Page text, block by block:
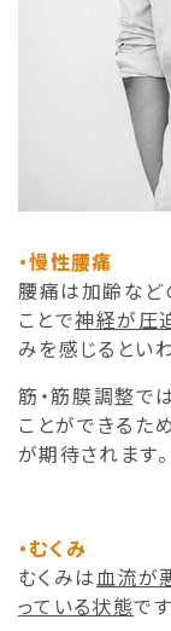
・慢性腰痛
腰痛は加齢など
ことで神経が圧
みを感じるとい
筋・筋膜調整で
ことができるた
が期待されます。
・むくみ
むくみは 血流が
っている状態です